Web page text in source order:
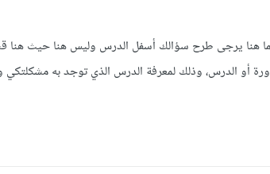
هنا يرجى طرح سؤالك أسفل الدرس وليس هنا حيث هنا
أو الدرس، وذلك لمعرفة الدرس الذي توجد به